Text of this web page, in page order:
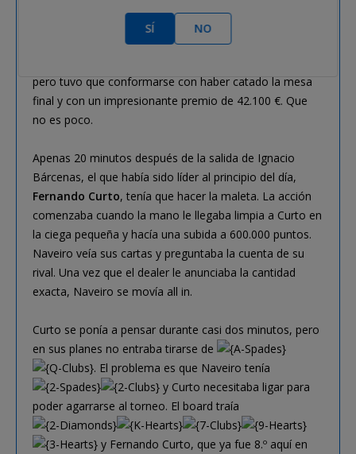
de toda la vida. Eso confirmaba la
eliminación de Ignacio en 5.ª posición. Si el póker fuese
pero tuvo que conformarse con haber catado la mesa
final y con un impresionante premio de 42.100 €. Que
no es poco.
Apenas 20 minutos después de la salida de Ignacio
Bárcenas, el que había sido líder al principio del día,
Fernando Curto, tenía que hacer la maleta. La acción
comenzaba cuando la mano le llegaba limpia a Curto en
la ciega pequeña y hacía una subida a 600.000 puntos.
Naveiro veía sus cartas y preguntaba la cuenta de su
rival. Una vez que el dealer le anunciaba la cantidad
exacta, Naveiro se movía all in.
Curto se ponía a pensar durante casi dos minutos, pero
en sus planes no entraba tirarse de
. El problema es que Naveiro tenía
y Curto necesitaba ligar para
poder agarrarse al torneo. El board traía
y Fernando Curto, que ya fue 8.º aquí en
SÍ NO